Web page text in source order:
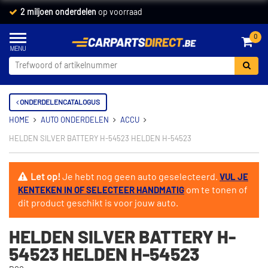
2 miljoen onderdelen op voorraad
0
ONDERDELENCATALOGUS
HOME AUTO ONDERDELEN ACCU
HELDEN SILVER BATTERY H-54523 HELDEN H-54523
Let op!Je hebt nog geen auto geselecteerd. VUL JE
KENTEKEN IN OF SELECTEER HANDMATIG om te tonen of
dit product geschikt is voor jouw auto.
HELDEN SILVER BATTERY H-
54523 HELDEN H-54523